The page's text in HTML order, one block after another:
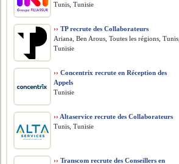
Tunis, Tunisie
›› TP recrute des Collaborateurs
Ariana, Ben Arous, Toutes les régions, Tunis,
Tunisie
›› Concentrix recrute en Réception des
Appels
Tunisie
›› Altaservice recrute des Collaborateurs
Tunis, Tunisie
›› Transcom recrute des Conseillers en